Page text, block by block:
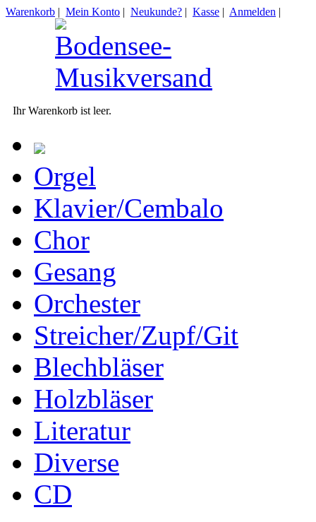
Warenkorb | Mein Konto | Neukunde? | Kasse | Anmelden |
Ihr Warenkorb ist leer.
Orgel
Klavier/Cembalo
Chor
Gesang
Orchester
Streicher/Zupf/Git
Blechbläser
Holzbläser
Literatur
Diverse
CD